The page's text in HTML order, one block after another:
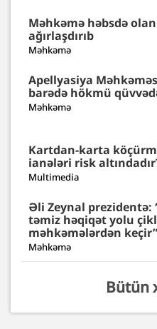
Məhkəmə həbsdə
ağırlaşdırıb
Məhkəmə
Apellyasiya
barədə hökmü
Məhkəmə
Kartdan-karta
ianələri risk
Multimedia
Əli Zeynal prezidentə:
təmiz həqiqət yolu
məhkəmələrdən keçir”
Məhkəmə
Bütün